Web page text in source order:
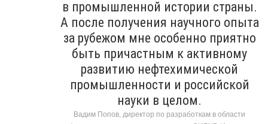
в промышленной истории страны.
А после получения научного опыта
за рубежом мне особенно приятно
быть причастным к активному
развитию нефтехимической
промышленности и российской
науки в целом.
Вадим Попов, директор по разработкам в области